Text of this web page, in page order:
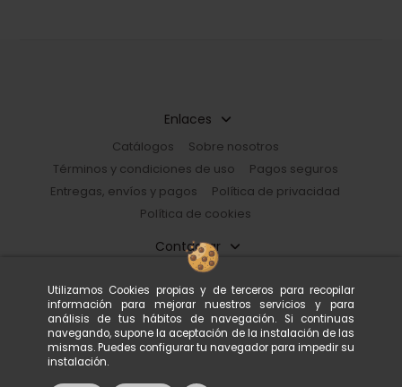
Utilizamos Cookies propias y de terceros para recopilar
información para mejorar nuestros servicios y para
análisis de tus hábitos de navegación. Si continuas
navegando, supone la aceptación de la instalación de las
mismas. Puedes configurar tu navegador para impedir su
instalación.
Enlaces
Catálogos
Sobre nosotros
Términos y condiciones de uso
Pagos seguros
Entregas, envíos y pagos
Política de privacidad
Política de cookies
Contactar
Restorhome
Paseo de Guayaquil, 39 |08030 Barcelona, España
933 602 600
tienda@restorhome.es